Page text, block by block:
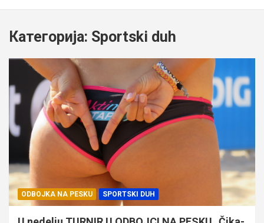
Категорија: Sportski duh
ODBOJKA NA PESKU SPORTSKI DUH